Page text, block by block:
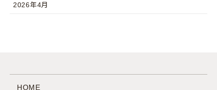
2026年4月
HOME